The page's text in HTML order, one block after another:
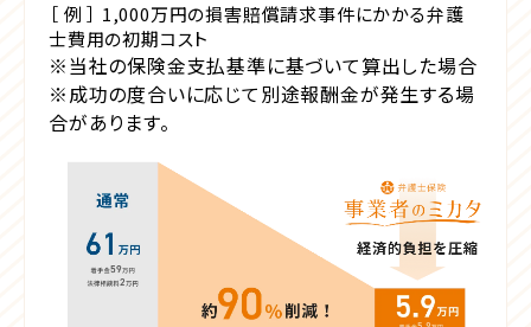
［ 例 ］ 1,000万円の損害賠償請求事件にかかる弁護
士費用の初期コスト
※当社の保険金支払基準に基づいて算出した場合
※成功の度合いに応じて別途報酬金が発生する場
合があります。